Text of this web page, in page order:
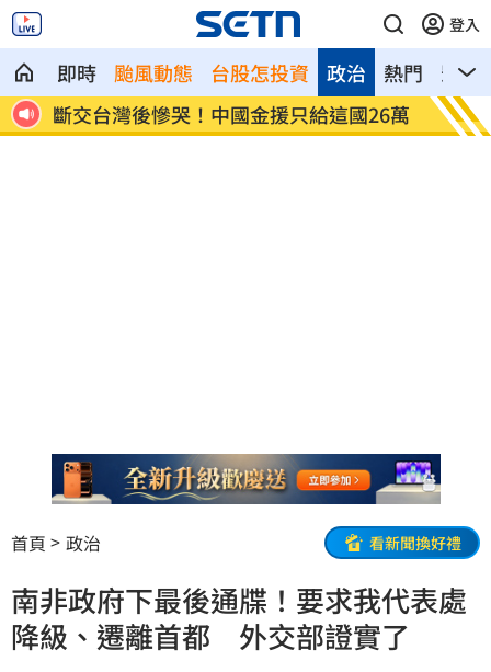
登入
即時 颱風動態 台股怎投資 熱門 影音
政治
歷
斷交台灣後慘哭！中國金援只給這國26萬
新北
冠
首頁 政治 看新聞換好禮
南非政府下最後通牒！要求我代表處
降級、遷離首都 外交部證實了